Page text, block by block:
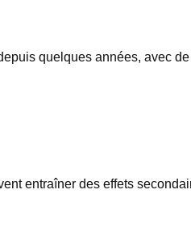
quelques années, avec
entraîner des effets